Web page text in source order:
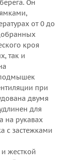
Он
от 0 до
кроя
так и
при
двумя
для
на рукавах
с застежками
жесткой